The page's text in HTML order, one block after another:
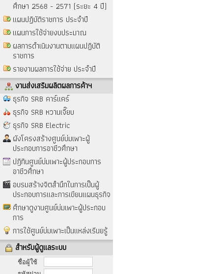
ศึกษา 2568 - 2571 (ระยะ 4 ปี)
แผนปฏิบัติราชการ ประจำปี
แผนการใช้จ่ายงบประมาณ
ผลการดำเนินงานตามแผนปฏิบัติ
ราชการ
รายงานผลการใช้จ่าย ประจำปี
งานส่งเสริมผลิตผลการค้าฯ
ธุรกิจ SRB คาร์แคร์
ธุรกิจ SRB หวานเจี๊ยบ
ธุรกิจ SRB Electric
ผังโครงสร้างศูนย์บ่มเพาะผู้
ประกอบการอาชีวศึกษา
ปฎิทินศูนย์บ่มเพาะผู้ประกอบการ
อาชีวศึกษา
อบรมสร้างจิตสำนึกในการเป็นผู้
ประกอบการและการเขียนแผนธุรกิจ
ศึกษาดูงานศูนย์บ่มเพาะผู้ประกอบ
การ
การใช้ศูนย์บ่มเพาะเป็นแหล่งเรีนยรู้
สำหรับผู้ดูแลระบบ
ชื่อผู้ใช้